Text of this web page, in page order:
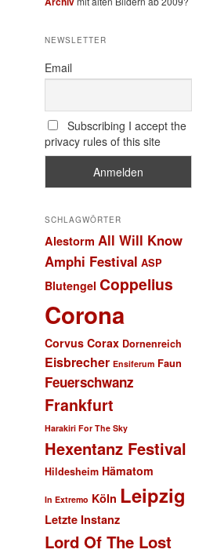
NEWSLETTER
Email
Subscribing I accept the
privacy rules of this site
SCHLAGWÖRTER
Alestorm All Will Know
Amphi Festival ASP
Blutengel Coppelius
Corona
Corvus Corax Dornenreich
Eisbrecher Ensiferum Faun
Feuerschwanz
Frankfurt
Harakiri For The Sky
Hexentanz Festival
Hildesheim Hämatom
In Extremo Köln Leipzig
Letzte Instanz
Lord Of The Lost